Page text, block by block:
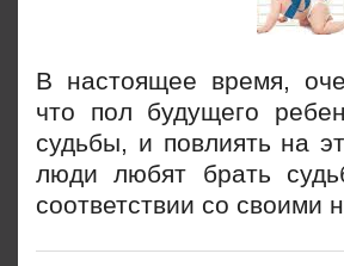
В настоящее время,
что пол будущего
судьбы, и повлиять на
люди любят брать
соответствии со своими